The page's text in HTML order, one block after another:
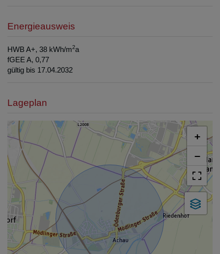
Energieausweis
HWB A+, 38 kWh/m2a
fGEE A, 0,77
gültig bis 17.04.2032
Lageplan
+
−